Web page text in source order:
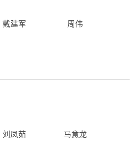
戴建军 周伟
刘凤茹 马意龙